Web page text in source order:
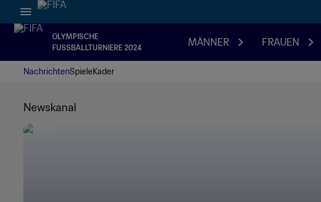
OLYMPISCHE
FUSSBALLTURNIERE 2024
MÄNNER FRAUEN
NachrichtenSpieleKader
Newskanal